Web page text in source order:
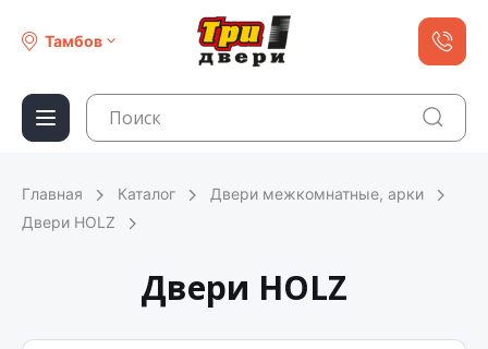
Тамбов
Главная Каталог
Двери межкомнатные, арки
Двери HOLZ
Двери HOLZ